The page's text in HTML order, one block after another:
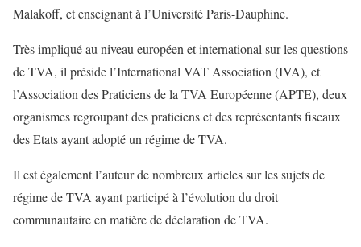
Malakoff, et enseignant à l’Université Paris-Dauphine.
Très impliqué au niveau européen et international sur les questions
de TVA, il préside l’International VAT Association (IVA), et
l’Association des Praticiens de la TVA Européenne (APTE), deux
organismes regroupant des praticiens et des représentants fiscaux
des Etats ayant adopté un régime de TVA.
Il est également l’auteur de nombreux articles sur les sujets de
régime de TVA ayant participé à l’évolution du droit
communautaire en matière de déclaration de TVA.